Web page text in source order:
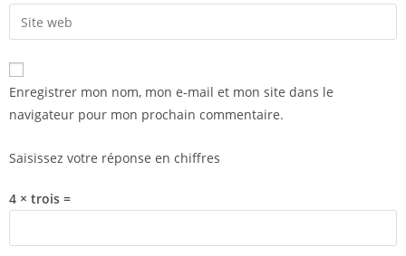
Enregistrer mon nom, mon e-mail et mon site dans le
navigateur pour mon prochain commentaire.
Saisissez votre réponse en chiffres
4 × trois =